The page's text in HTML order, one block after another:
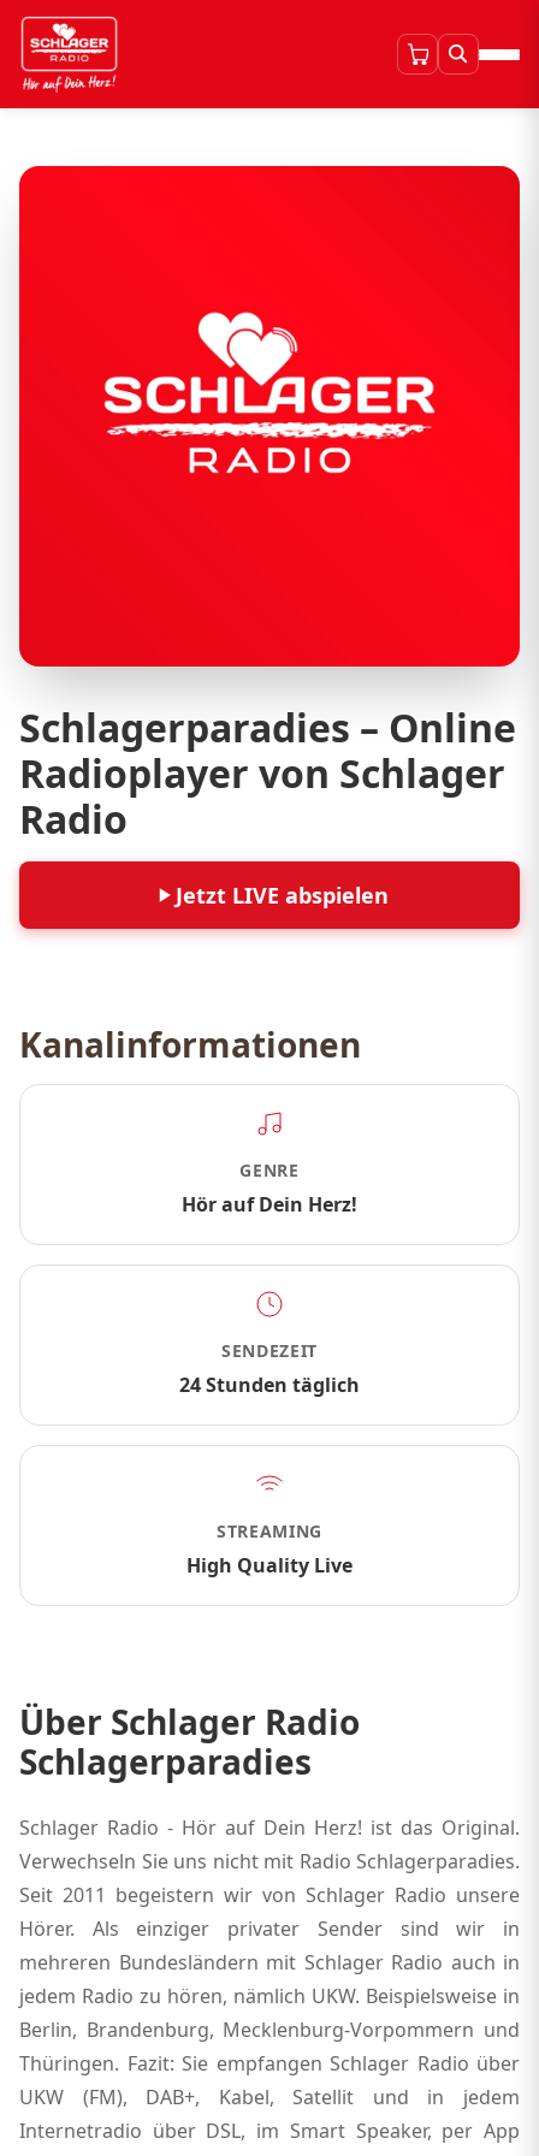
Schlagerparadies – Online
Radioplayer von Schlager
Radio
Jetzt LIVE abspielen
Kanalinformationen
GENRE
Hör auf Dein Herz!
SENDEZEIT
24 Stunden täglich
STREAMING
High Quality Live
Über Schlager Radio
Schlagerparadies
Schlager Radio - Hör auf Dein Herz! ist das Original.
Verwechseln Sie uns nicht mit Radio Schlagerparadies.
Seit 2011 begeistern wir von Schlager Radio unsere
Hörer. Als einziger privater Sender sind wir in
mehreren Bundesländern mit Schlager Radio auch in
jedem Radio zu hören, nämlich UKW. Beispielsweise in
Berlin, Brandenburg, Mecklenburg-Vorpommern und
Thüringen. Fazit: Sie empfangen Schlager Radio über
UKW (FM), DAB+, Kabel, Satellit und in jedem
Internetradio über DSL, im Smart Speaker, per App